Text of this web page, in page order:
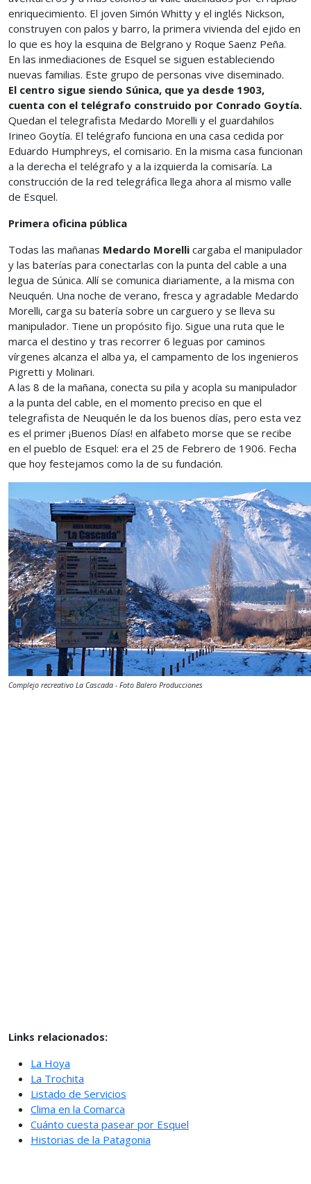
enriquecimiento. El joven Simón Whitty y el inglés Nickson,
construyen con palos y barro, la primera vivienda del ejido en
lo que es hoy la esquina de Belgrano y Roque Saenz Peña.
En las inmediaciones de Esquel se siguen estableciendo
nuevas familias. Este grupo de personas vive diseminado.
El centro sigue siendo Súnica, que ya desde 1903,
cuenta con el telégrafo construido por Conrado Goytía.
Quedan el telegrafista Medardo Morelli y el guardahilos
Irineo Goytía. El telégrafo funciona en una casa cedida por
Eduardo Humphreys, el comisario. En la misma casa funcionan
a la derecha el telégrafo y a la izquierda la comisaría. La
construcción de la red telegráfica llega ahora al mismo valle
de Esquel.
Primera oficina pública
Todas las mañanas Medardo Morelli cargaba el manipulador
y las baterías para conectarlas con la punta del cable a una
legua de Súnica. Allí se comunica diariamente, a la misma con
Neuquén. Una noche de verano, fresca y agradable Medardo
Morelli, carga su batería sobre un carguero y se lleva su
manipulador. Tiene un propósito fijo. Sigue una ruta que le
marca el destino y tras recorrer 6 leguas por caminos
vírgenes alcanza el alba ya, el campamento de los ingenieros
Pigretti y Molinari.
A las 8 de la mañana, conecta su pila y acopla su manipulador
a la punta del cable, en el momento preciso en que el
telegrafista de Neuquén le da los buenos días, pero esta vez
es el primer ¡Buenos Días! en alfabeto morse que se recibe
en el pueblo de Esquel: era el 25 de Febrero de 1906. Fecha
que hoy festejamos como la de su fundación.
Complejo recreativo La Cascada - Foto Balero Producciones
Links relacionados:
La Hoya
La Trochita
Listado de Servicios
Clima en la Comarca
Cuánto cuesta pasear por Esquel
Historias de la Patagonia